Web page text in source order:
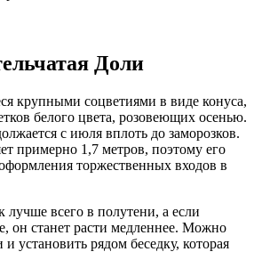
Доли
крупными соцветиями в виде конуса,
белого цвета, розовеющих осенью.
с июля вплоть до заморозков.
примерно 1,7 метров, поэтому его
торжественных входов в
лучше всего в полутени, а если
он станет расти медленнее. Можно
установить рядом беседку, которая